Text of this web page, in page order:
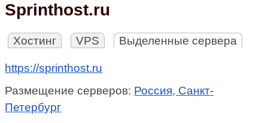
Sprinthost.ru
Хостинг VPS Выделенные сервера
https://sprinthost.ru
Размещение серверов: Россия, Санкт-
Петербург